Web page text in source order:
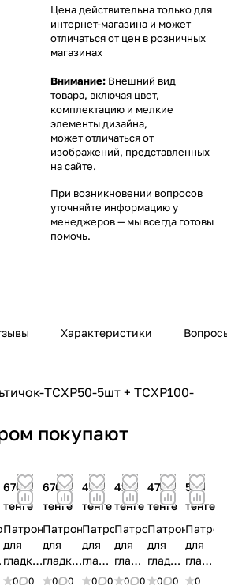
Цена действительна только для
интернет-магазина и может
отличаться от цен в розничных
магазинах
Внимание: Внешний вид
товара, включая цвет,
комплектацию и мелкие
элементы дизайна,
может отличаться от
изображений, представленных
на сайте.
При возникновении вопросов
уточняйте информацию у
менеджеров— мы всегда готовы
помочь.
Характеристики
TCXP50-5шт + TCXP100-
покупают
670
тенге
Патрон
для
гладкоствольного
оружия
0
0
670
тенге
Патрон
для
гладкоствольного
оружия
0
0
415
тенге
Патрон
для
гладкоствольного
оружия
0
0
415
тенге
Патрон
для
гладкоствольного
оружия
0
0
475
тенге
Патрон
для
оружия
0
0
580
тенге
Патрон
для
оружия
0